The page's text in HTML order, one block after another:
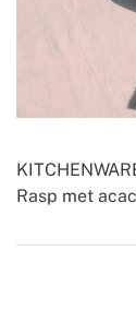
Rasp met
Create